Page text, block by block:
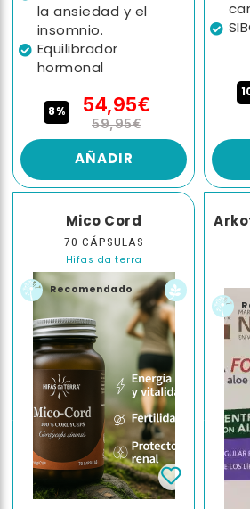
la ansiedad y el
insomnio.
Equilibrador
hormonal
8% 54,95€
59,95€
AÑADIR
Mico Cord
70 CÁPSULAS
Hifas da terra
Recomendado